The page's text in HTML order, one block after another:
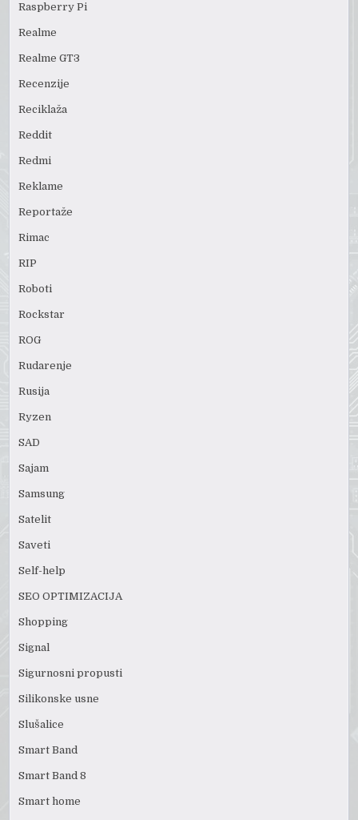
Raspberry Pi
Realme
Realme GT3
Recenzije
Reciklaža
Reddit
Redmi
Reklame
Reportaže
Rimac
RIP
Roboti
Rockstar
ROG
Rudarenje
Rusija
Ryzen
SAD
Sajam
Samsung
Satelit
Saveti
Self-help
SEO OPTIMIZACIJA
Shopping
Signal
Sigurnosni propusti
Silikonske usne
Slušalice
Smart Band
Smart Band 8
Smart home